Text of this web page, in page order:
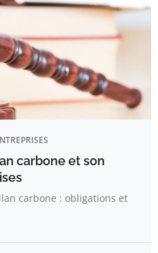
carbone et son
carbone : obligations et